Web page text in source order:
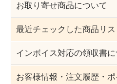
お取り寄せ商品について
最近チェックした商品リス
インボイス対応の領収書に
お客様情報・注文履歴・